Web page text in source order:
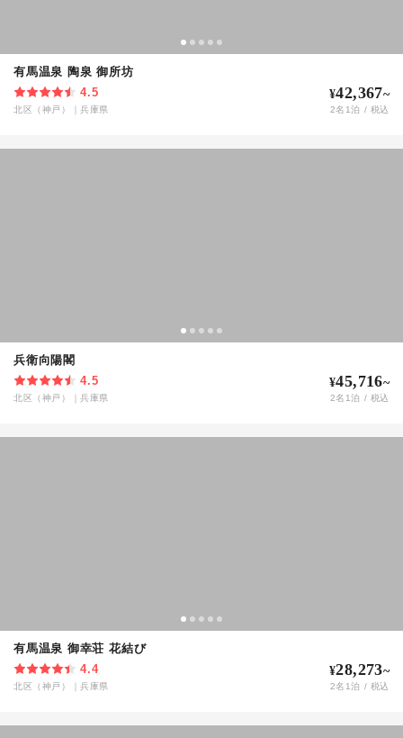
有馬温泉 陶泉 御所坊
4.5
北区（神戸） ｜兵庫県
¥42,367~
2名 1泊 / 税込
兵衛向陽閣
4.5
北区（神戸） ｜兵庫県
¥45,716~
2名 1泊 / 税込
有馬温泉 御幸荘 花結び
4.4
北区（神戸） ｜兵庫県
¥28,273~
2名 1泊 / 税込